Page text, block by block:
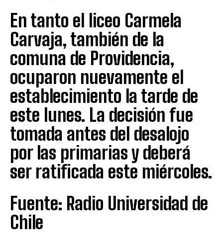
En tanto el liceo Carmela
Carvaja, también de la
comuna de Providencia,
ocuparon nuevamente el
establecimiento la tarde de
este lunes. La decisión fue
tomada antes del desalojo
por las primarias y deberá
ser ratificada este miércoles.
Fuente: Radio Universidad de
Chile